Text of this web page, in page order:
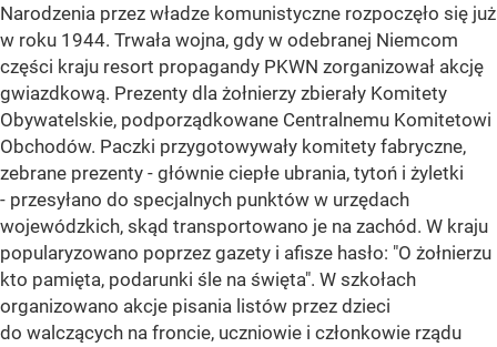
Narodzenia przez władze komunistyczne rozpoczęło się już
w roku 1944. Trwała wojna, gdy w odebranej Niemcom
części kraju resort propagandy PKWN zorganizował akcję
gwiazdkową. Prezenty dla żołnierzy zbierały Komitety
Obywatelskie, podporządkowane Centralnemu Komitetowi
Obchodów. Paczki przygotowywały komitety fabryczne,
zebrane prezenty - głównie ciepłe ubrania, tytoń i żyletki
- przesyłano do specjalnych punktów w urzędach
wojewódzkich, skąd transportowano je na zachód. W kraju
popularyzowano poprzez gazety i afisze hasło: "O żołnierzu
kto pamięta, podarunki śle na święta". W szkołach
organizowano akcje pisania listów przez dzieci
do walczących na froncie, uczniowie i członkowie rządu